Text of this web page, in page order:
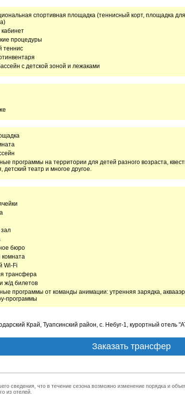
спортивная площадка (теннисный корт, площадка
процедуры
теннис
с детской зоной и лежаками
программы на территории для детей разного возраста,
детский театр и многое другое.
бюро
комната
Wi-Fi
трансфера
ж/д билетов
программы от команды анимации: утренняя зарядка,
программы
Край, Туапсинский район, с. Небуг-1, курортный отель
Заказать трансфер
сведения, что в течение сезона возможно изменение порядка и
из отелей.